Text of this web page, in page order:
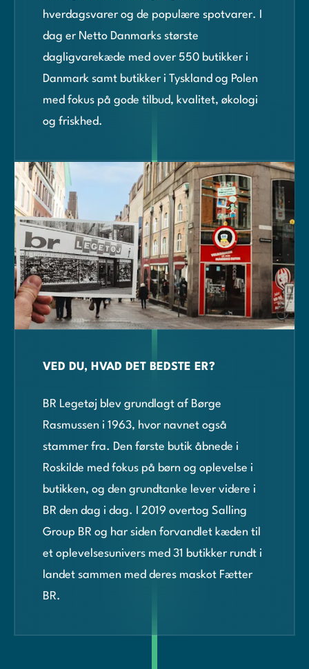
hverdagsvarer og de populære spotvarer. I
dag er Netto Danmarks største
dagligvarekæde med over 550 butikker i
Danmark samt butikker i Tyskland og Polen
med fokus på gode tilbud, kvalitet, økologi
og friskhed.
VED DU, HVAD DET BEDSTE ER?
BR Legetøj blev grundlagt af Børge
Rasmussen i 1963, hvor navnet også
stammer fra. Den første butik åbnede i
Roskilde med fokus på børn og oplevelse i
butikken, og den grundtanke lever videre i
BR den dag i dag. I 2019 overtog Salling
Group BR og har siden forvandlet kæden til
et oplevelsesunivers med 31 butikker rundt i
landet sammen med deres maskot Fætter
BR.